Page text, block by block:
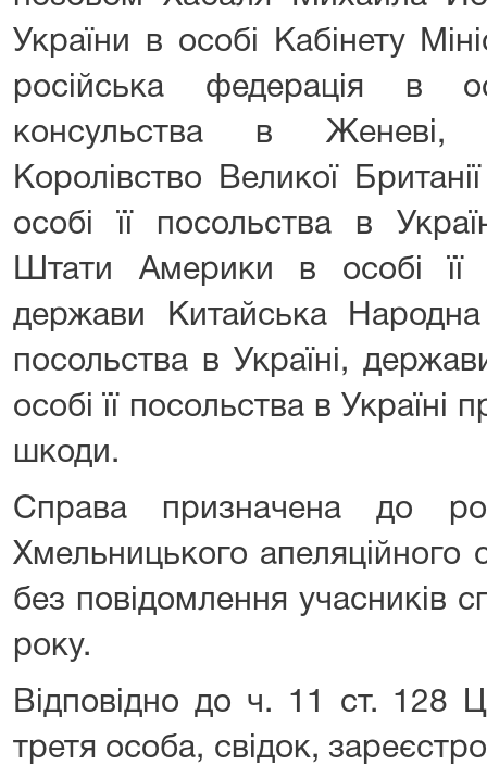
України в особі Кабінету
російська федерація в
консульства в Женеві,
Королівство Великої
особі її посольства в
Штати Америки в особі її
держави Китайська Народна
посольства в Україні,
особі її посольства в Україні
шкоди.
Справа призначена до
Хмельницького апеляційного
без повідомлення учасників
року.
Відповідно до ч. 11 ст. 128
третя особа, свідок,